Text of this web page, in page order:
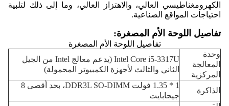
الكهرومغناطيسي العالي، والاهتزاز العالي، وما إلى ذلك لتلبية
احتياجات المواقع الصناعية.
تفاصيل اللوحة الأم المصغرة:
تفاصيل اللوحة الأم المصغرة
وحدة
المعالجة
المركزية
Intel Core i5-3317U (يدعم معالج Intel من الجيل
الثاني والثالث لأجهزة الكمبيوتر المحمولة)
الذاكرة
1 * 1.35 فولت DDR3L SO-DIMM، بحد أقصى 8
جيجابايت